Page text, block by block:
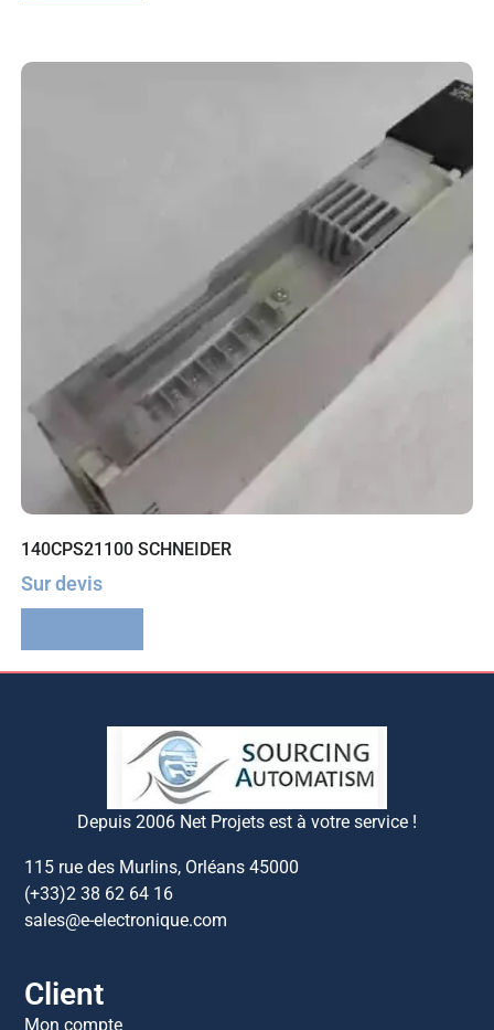
140CPS21100 SCHNEIDER
Sur devis
Depuis 2006 Net Projets est à votre service !
115 rue des Murlins, Orléans 45000
(+33)2 38 62 64 16
sales@e-electronique.com
Client
Mon compte